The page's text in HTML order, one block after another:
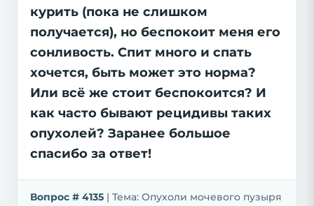
курить (пока не слишком
получается), но беспокоит меня его
сонливость. Спит много и спать
хочется, быть может это норма?
Или всё же стоит беспокоится? И
как часто бывают рецидивы таких
опухолей? Заранее большое
спасибо за ответ!
Вопрос # 4135 | Тема: Опухоли мочевого пузыря